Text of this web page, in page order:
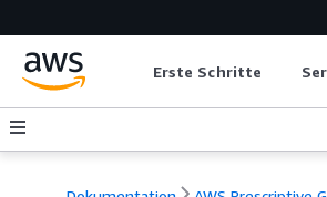
Erste Schritte